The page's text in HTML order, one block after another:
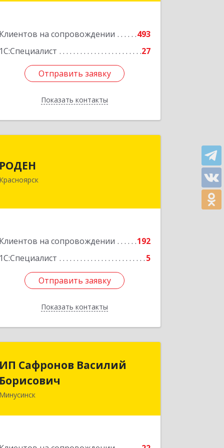
Клиентов на сопровождении
493
1С:Специалист
27
Отправить заявку
Показать контакты
Отправить заявку
Назад
РОДЕН
Красноярск
Клиентов на сопровождении
192
1С:Специалист
5
Отправить заявку
Показать контакты
Отправить заявку
Назад
ИП Сафронов Василий
Борисович
Минусинск
ИП Сафронов Василий
Борисович
Подробнее